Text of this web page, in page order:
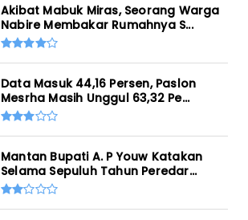
Akibat Mabuk Miras, Seorang Warga
Nabire Membakar Rumahnya S...
Data Masuk 44,16 Persen, Paslon
Mesrha Masih Unggul 63,32 Pe...
Mantan Bupati A. P Youw Katakan
Selama Sepuluh Tahun Peredar...